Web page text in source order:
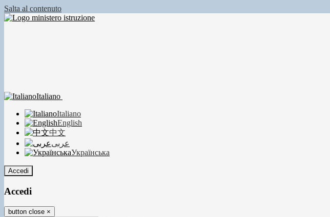
Salta al contenuto
Italiano
Italiano
English
中文
عربى
Українська
Accedi
Accedi
button close ×